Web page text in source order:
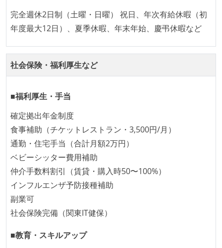
に準じるチーム内の打ち合わせを行っている
イテレーションの最後などに、定期的にチームでふり
かえりミーティングを行っている
タスク見積もりの単位には絶対量（人日など）ではな
く相対ポイントを用い、極力複数人の意見を調整する
形で行っている
継続的なデプロイ（デリバリー）を行っている
ワークフローの整備
全てのコードをバージョン管理ツールで管理している
各メンバーが実装したコードのマージは Pull Request
ベースで行われる
自動（＝システム化され、1コマンドで実行できる）
ビルド、自動デプロイ環境が整備されている
人事情報や秘匿性の高い内容を除いて、経営陣やマネ
完全週休2日制（土曜・日曜） 祝日、年次有給休暇（初
年度最大12日）、夏季休暇、年末年始、慶弔休暇など
社会保険・福利厚生など
■福利厚生・手当
確定拠出年金制度
食事補助（チケットレストラン・3,500円/月）
通勤・住宅手当（合計月額2万円）
ベビーシッター費用補助
仲介手数料割引（賃貸・購入時50〜100%）
インフルエンザ予防接種補助
副業可
社会保険完備（関東IT健保）
■教育・スキルアップ